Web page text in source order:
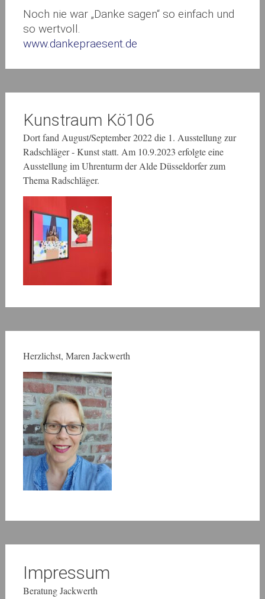
Noch nie war „Danke sagen“ so einfach und
so wertvoll.
www.dankepraesent.de
Kunstraum Kö106
Dort fand August/September 2022 die 1. Ausstellung zur
Radschläger - Kunst statt. Am 10.9.2023 erfolgte eine
Ausstellung im Uhrenturm der Alde Düsseldorfer zum
Thema Radschläger.
Herzlichst, Maren Jackwerth
Impressum
Beratung Jackwerth